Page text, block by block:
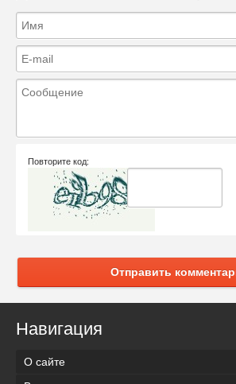
Повторите код:
Отправить
Навигация
О сайте